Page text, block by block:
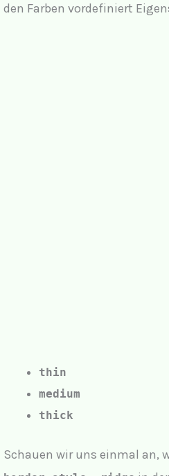
den Farben vordefiniert
thin
medium
thick
Schauen wir uns einmal an,